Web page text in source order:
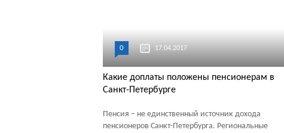
0 17.04.2017
Какие доплаты положены пенсионерам в
Санкт-Петербурге
Пенсия – не единственный источник дохода
пенсионеров Санкт-Петербурга. Региональные